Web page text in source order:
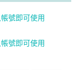
號即可使用
號即可使用